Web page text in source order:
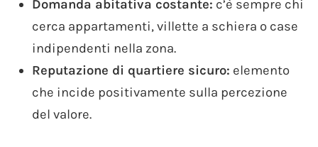
Domanda abitativa costante: c’è sempre chi
cerca appartamenti, villette a schiera o case
indipendenti nella zona.
Reputazione di quartiere sicuro: elemento
che incide positivamente sulla percezione
del valore.